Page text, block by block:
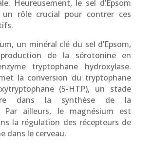
Heureusement, le sel d’Epsom
rôle crucial pour contrer ces
un minéral clé du sel d’Epsom,
de la sérotonine en
tryptophane hydroxylase.
la conversion du tryptophane
(5-HTP), un stade
dans la synthèse de la
Par ailleurs, le magnésium est
la régulation des récepteurs de
dans le cerveau.